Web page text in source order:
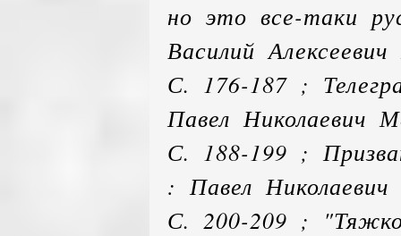
но это все-таки
Василий
С. 176-187 ;
Павел Николаевич
С. 188-199 ;
: Павел Николаевич
С. 200-209 ;